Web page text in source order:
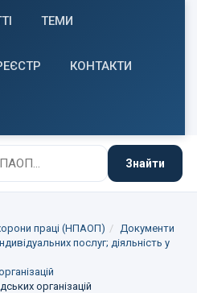
ТЕМИ
КОНТАКТИ
Знайти
праці (НПАОП)
Документи
послуг; діяльність у
організацій